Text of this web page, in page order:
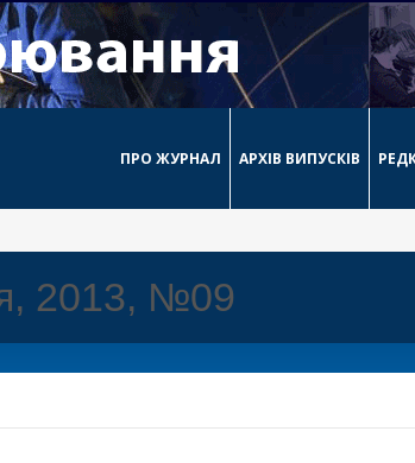
ПРО ЖУРНАЛ АРХІВ ВИПУСКІВ
2013, №09